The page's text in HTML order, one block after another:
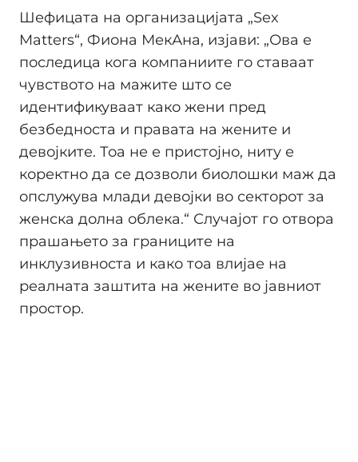
Шефицата на организацијата „Sex
Matters“, Фиона МекАна, изјави: „Ова е
последица кога компаниите го ставаат
чувството на мажите што се
идентификуваат како жени пред
безбедноста и правата на жените и
девојките. Тоа не е пристојно, ниту е
коректно да се дозволи биолошки маж да
опслужува млади девојки во секторот за
женска долна облека.“ Случајот го отвора
прашањето за границите на
инклузивноста и како тоа влијае на
реалната заштита на жените во јавниот
простор.